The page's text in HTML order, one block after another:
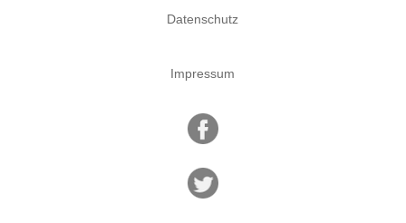
Datenschutz
Impressum